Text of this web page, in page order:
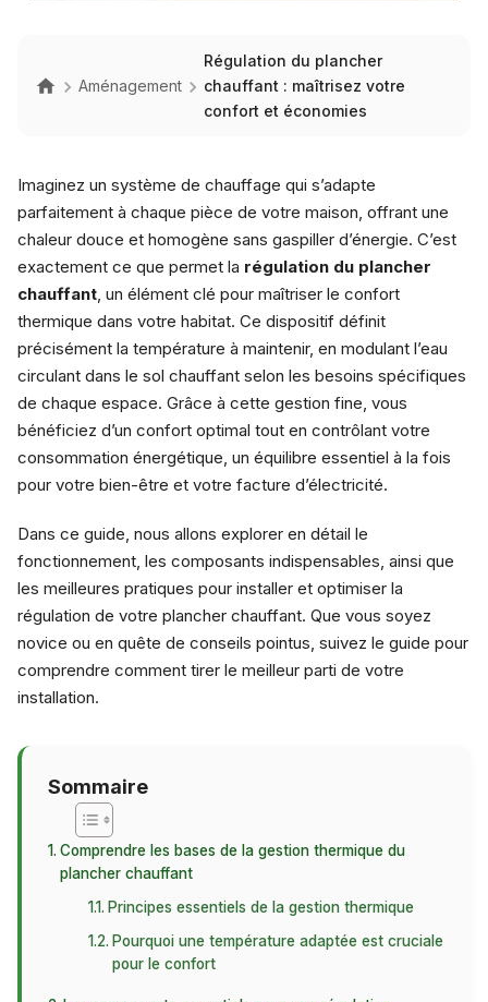
Aménagement
Régulation du plancher
chauffant : maîtrisez votre
confort et économies
Imaginez un système de chauffage qui s’adapte
parfaitement à chaque pièce de votre maison, offrant une
chaleur douce et homogène sans gaspiller d’énergie. C’est
exactement ce que permet la régulation du plancher
chauffant, un élément clé pour maîtriser le confort
thermique dans votre habitat. Ce dispositif définit
précisément la température à maintenir, en modulant l’eau
circulant dans le sol chauffant selon les besoins spécifiques
de chaque espace. Grâce à cette gestion fine, vous
bénéficiez d’un confort optimal tout en contrôlant votre
consommation énergétique, un équilibre essentiel à la fois
pour votre bien-être et votre facture d’électricité.
Dans ce guide, nous allons explorer en détail le
fonctionnement, les composants indispensables, ainsi que
les meilleures pratiques pour installer et optimiser la
régulation de votre plancher chauffant. Que vous soyez
novice ou en quête de conseils pointus, suivez le guide pour
comprendre comment tirer le meilleur parti de votre
installation.
Sommaire
Comprendre les bases de la gestion thermique du
plancher chauffant
Principes essentiels de la gestion thermique
Pourquoi une température adaptée est cruciale
pour le confort